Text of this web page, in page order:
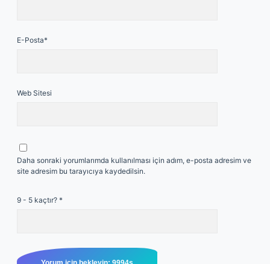
E-Posta*
Web Sitesi
Daha sonraki yorumlarımda kullanılması için adım, e-posta adresim ve
site adresim bu tarayıcıya kaydedilsin.
9 - 5 kaçtır? *